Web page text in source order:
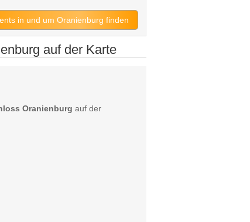
in und um Oranienburg finden
auf der Karte
Oranienburg auf der